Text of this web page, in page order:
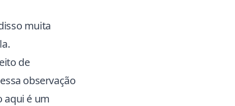
muita
de
observação
aqui é um